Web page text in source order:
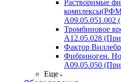
Растворимые
A09.05.051.002
Тромбиновое
A12.05.028
Фактор
Фибриноген.
A09.05.050
Еще